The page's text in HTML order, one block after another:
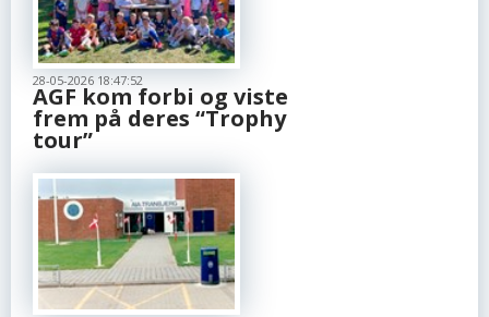
28-05-2026 18:47:52
AGF kom forbi og viste
frem på deres “Trophy
tour”